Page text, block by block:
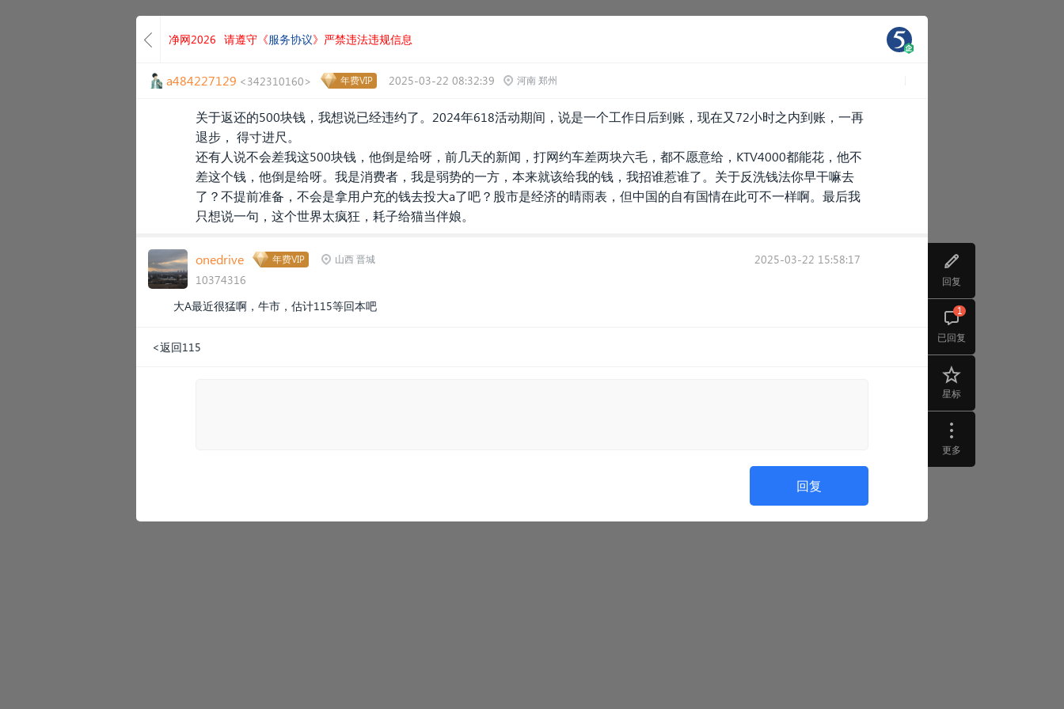
回复
已回复
1
星标
更多
净网2026 请遵守《服务协议》严禁违法违规信息
a484227129 <342310160> 年费VIP 2025-03-22 08:32:39 河南 郑州
关于返还的500块钱，我想说已经违约了。2024年618活动期间，说是一个工作日后到账，现在又72小时之内到账，一再
退步， 得寸进尺。
还有人说不会差我这500块钱，他倒是给呀，前几天的新闻，打网约车差两块六毛，都不愿意给，KTV4000都能花，他不
差这个钱，他倒是给呀。我是消费者，我是弱势的一方，本来就该给我的钱，我招谁惹谁了。关于反洗钱法你早干嘛去
了？不提前准备，不会是拿用户充的钱去投大a了吧？股市是经济的晴雨表，但中国的自有国情在此可不一样啊。最后我
只想说一句，这个世界太疯狂，耗子给猫当伴娘。
onedrive 年费VIP 山西 晋城
10374316
2025-03-22 15:58:17
大A最近很猛啊，牛市，估计115等回本吧
<返回115
回复